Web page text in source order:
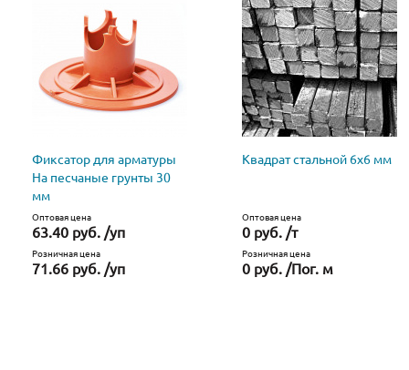
Фиксатор для арматуры
На песчаные грунты 30
мм
Оптовая цена
63.40 руб. /уп
Розничная цена
71.66 руб. /уп
Квадрат стальной 6х6 мм
Оптовая цена
0 руб. /т
Розничная цена
0 руб. /Пог. м